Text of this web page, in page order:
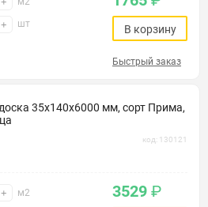
+ шт В корзину
Быстрый заказ
35х140х6000 мм, сорт Прима,
код: 130121
+ м2 3529 ₽